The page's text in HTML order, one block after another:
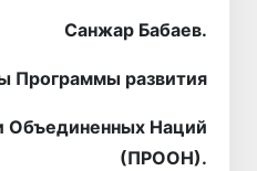
Санжар Бабаев.
Программы развития
Объединенных Наций
(ПРООН).